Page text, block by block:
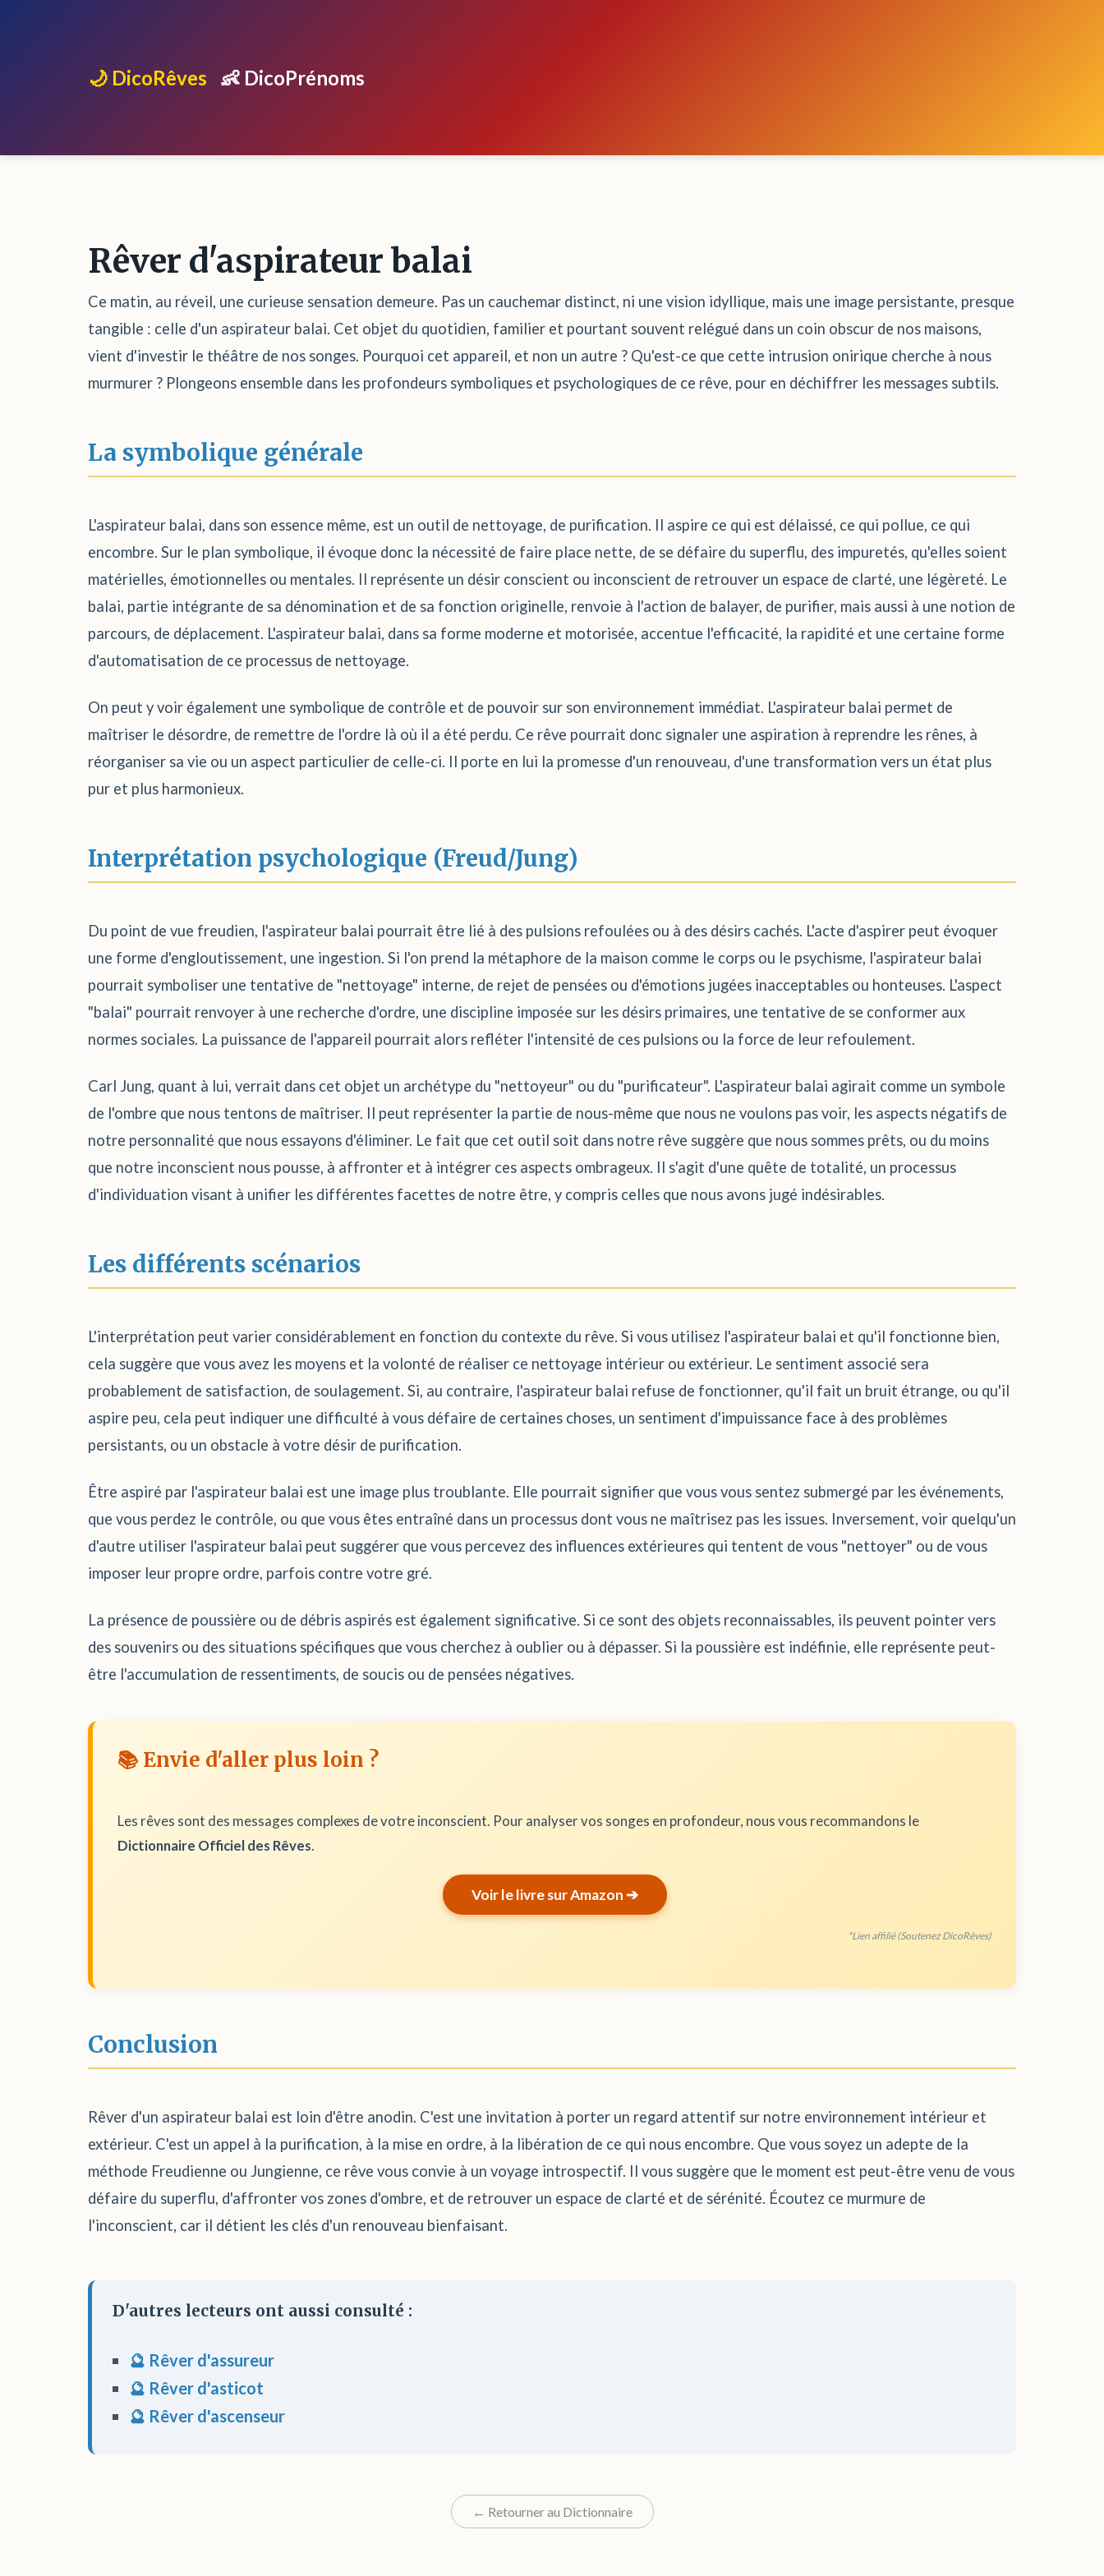
🌙 DicoRêves 👶 DicoPrénoms
Rêver d'aspirateur balai
Ce matin, au réveil, une curieuse sensation demeure. Pas un cauchemar distinct, ni une vision idyllique, mais une image persistante, presque
tangible : celle d'un aspirateur balai. Cet objet du quotidien, familier et pourtant souvent relégué dans un coin obscur de nos maisons,
vient d'investir le théâtre de nos songes. Pourquoi cet appareil, et non un autre ? Qu'est-ce que cette intrusion onirique cherche à nous
murmurer ? Plongeons ensemble dans les profondeurs symboliques et psychologiques de ce rêve, pour en déchiffrer les messages subtils.
La symbolique générale
L'aspirateur balai, dans son essence même, est un outil de nettoyage, de purification. Il aspire ce qui est délaissé, ce qui pollue, ce qui
encombre. Sur le plan symbolique, il évoque donc la nécessité de faire place nette, de se défaire du superflu, des impuretés, qu'elles soient
matérielles, émotionnelles ou mentales. Il représente un désir conscient ou inconscient de retrouver un espace de clarté, une légèreté. Le
balai, partie intégrante de sa dénomination et de sa fonction originelle, renvoie à l'action de balayer, de purifier, mais aussi à une notion de
parcours, de déplacement. L'aspirateur balai, dans sa forme moderne et motorisée, accentue l'efficacité, la rapidité et une certaine forme
d'automatisation de ce processus de nettoyage.
On peut y voir également une symbolique de contrôle et de pouvoir sur son environnement immédiat. L'aspirateur balai permet de
maîtriser le désordre, de remettre de l'ordre là où il a été perdu. Ce rêve pourrait donc signaler une aspiration à reprendre les rênes, à
réorganiser sa vie ou un aspect particulier de celle-ci. Il porte en lui la promesse d'un renouveau, d'une transformation vers un état plus
pur et plus harmonieux.
Interprétation psychologique (Freud/Jung)
Du point de vue freudien, l'aspirateur balai pourrait être lié à des pulsions refoulées ou à des désirs cachés. L'acte d'aspirer peut évoquer
une forme d'engloutissement, une ingestion. Si l'on prend la métaphore de la maison comme le corps ou le psychisme, l'aspirateur balai
pourrait symboliser une tentative de "nettoyage" interne, de rejet de pensées ou d'émotions jugées inacceptables ou honteuses. L'aspect
"balai" pourrait renvoyer à une recherche d'ordre, une discipline imposée sur les désirs primaires, une tentative de se conformer aux
normes sociales. La puissance de l'appareil pourrait alors refléter l'intensité de ces pulsions ou la force de leur refoulement.
Carl Jung, quant à lui, verrait dans cet objet un archétype du "nettoyeur" ou du "purificateur". L'aspirateur balai agirait comme un symbole
de l'ombre que nous tentons de maîtriser. Il peut représenter la partie de nous-même que nous ne voulons pas voir, les aspects négatifs de
notre personnalité que nous essayons d'éliminer. Le fait que cet outil soit dans notre rêve suggère que nous sommes prêts, ou du moins
que notre inconscient nous pousse, à affronter et à intégrer ces aspects ombrageux. Il s'agit d'une quête de totalité, un processus
d'individuation visant à unifier les différentes facettes de notre être, y compris celles que nous avons jugé indésirables.
Les différents scénarios
L'interprétation peut varier considérablement en fonction du contexte du rêve. Si vous utilisez l'aspirateur balai et qu'il fonctionne bien,
cela suggère que vous avez les moyens et la volonté de réaliser ce nettoyage intérieur ou extérieur. Le sentiment associé sera
probablement de satisfaction, de soulagement. Si, au contraire, l'aspirateur balai refuse de fonctionner, qu'il fait un bruit étrange, ou qu'il
aspire peu, cela peut indiquer une difficulté à vous défaire de certaines choses, un sentiment d'impuissance face à des problèmes
persistants, ou un obstacle à votre désir de purification.
Être aspiré par l'aspirateur balai est une image plus troublante. Elle pourrait signifier que vous vous sentez submergé par les événements,
que vous perdez le contrôle, ou que vous êtes entraîné dans un processus dont vous ne maîtrisez pas les issues. Inversement, voir quelqu'un
d'autre utiliser l'aspirateur balai peut suggérer que vous percevez des influences extérieures qui tentent de vous "nettoyer" ou de vous
imposer leur propre ordre, parfois contre votre gré.
La présence de poussière ou de débris aspirés est également significative. Si ce sont des objets reconnaissables, ils peuvent pointer vers
des souvenirs ou des situations spécifiques que vous cherchez à oublier ou à dépasser. Si la poussière est indéfinie, elle représente peut-
être l'accumulation de ressentiments, de soucis ou de pensées négatives.
📚 Envie d'aller plus loin ?
Les rêves sont des messages complexes de votre inconscient. Pour analyser vos songes en profondeur, nous vous recommandons le
Dictionnaire Officiel des Rêves.
Voir le livre sur Amazon ➔
*Lien affilié (Soutenez DicoRêves)
Conclusion
Rêver d'un aspirateur balai est loin d'être anodin. C'est une invitation à porter un regard attentif sur notre environnement intérieur et
extérieur. C'est un appel à la purification, à la mise en ordre, à la libération de ce qui nous encombre. Que vous soyez un adepte de la
méthode Freudienne ou Jungienne, ce rêve vous convie à un voyage introspectif. Il vous suggère que le moment est peut-être venu de vous
défaire du superflu, d'affronter vos zones d'ombre, et de retrouver un espace de clarté et de sérénité. Écoutez ce murmure de
l'inconscient, car il détient les clés d'un renouveau bienfaisant.
D'autres lecteurs ont aussi consulté :
🔮 Rêver d'assureur
🔮 Rêver d'asticot
🔮 Rêver d'ascenseur
← Retourner au Dictionnaire